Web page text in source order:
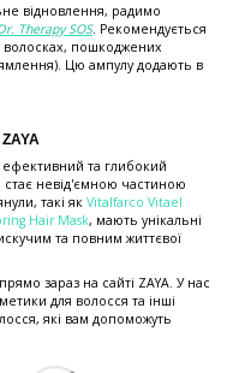
відновлення, радимо
Therapy SOS. Рекомендується
волосках, пошкоджених
Цю ампулу додають в
та глибокий
стає невід'ємною частиною
такі як Vitalfarco Vitael
Hair Mask, мають унікальні
та повним життєвої
зараз на сайті ZAYA. У нас
для волосся та інші
які вам допоможуть